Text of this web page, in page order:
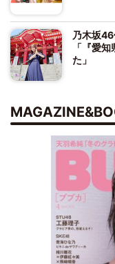
乃木坂46
「『愛
た」